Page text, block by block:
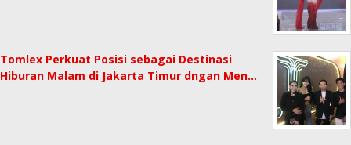
Tomlex Perkuat Posisi sebagai Destinasi
Hiburan Malam di Jakarta Timur dngan Men…